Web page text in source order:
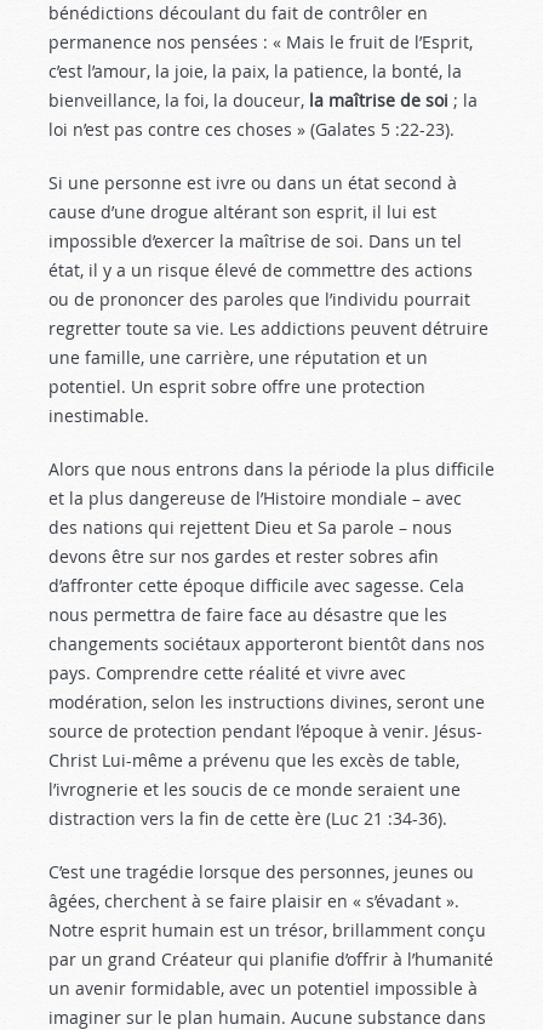
bénédictions découlant du fait de contrôler en
permanence nos pensées : « Mais le fruit de l’Esprit,
c’est l’amour, la joie, la paix, la patience, la bonté, la
bienveillance, la foi, la douceur, la maîtrise de soi ; la
loi n’est pas contre ces choses » (Galates 5 :22-23).
Si une personne est ivre ou dans un état second à
cause d’une drogue altérant son esprit, il lui est
impossible d’exercer la maîtrise de soi. Dans un tel
état, il y a un risque élevé de commettre des actions
ou de prononcer des paroles que l’individu pourrait
regretter toute sa vie. Les addictions peuvent détruire
une famille, une carrière, une réputation et un
potentiel. Un esprit sobre offre une protection
inestimable.
Alors que nous entrons dans la période la plus difficile
et la plus dangereuse de l’Histoire mondiale – avec
des nations qui rejettent Dieu et Sa parole – nous
devons être sur nos gardes et rester sobres afin
d’affronter cette époque difficile avec sagesse. Cela
nous permettra de faire face au désastre que les
changements sociétaux apporteront bientôt dans nos
pays. Comprendre cette réalité et vivre avec
modération, selon les instructions divines, seront une
source de protection pendant l’époque à venir. Jésus-
Christ Lui-même a prévenu que les excès de table,
l’ivrognerie et les soucis de ce monde seraient une
distraction vers la fin de cette ère (Luc 21 :34-36).
C’est une tragédie lorsque des personnes, jeunes ou
âgées, cherchent à se faire plaisir en « s’évadant ».
Notre esprit humain est un trésor, brillamment conçu
par un grand Créateur qui planifie d’offrir à l’humanité
un avenir formidable, avec un potentiel impossible à
imaginer sur le plan humain. Aucune substance dans